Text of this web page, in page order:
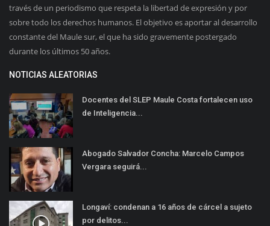
través de un periodismo que respeta la libertad de expresión y por
sobre todo los derechos humanos. El objetivo es aportar al desarrollo
constante del Maule sur, el que ha sido gravemente postergado
durante los últimos 50 años.
NOTICIAS ALEATORIAS
Docentes del SLEP Maule Costa fortalecen uso
de Inteligencia...
Abogado Salvador Concha: Marcelo Campos
Vergara seguirá...
Longaví: condenan a 16 años de cárcel a sujeto
por delitos...